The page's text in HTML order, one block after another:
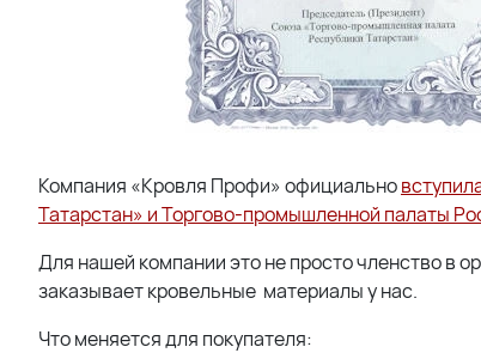
Компания «Кровля Профи» официально
Татарстан» и Торгово-промышленной палаты
Для нашей компании это не просто членство в
заказывает кровельные материалы у нас.
Что меняется для покупателя: